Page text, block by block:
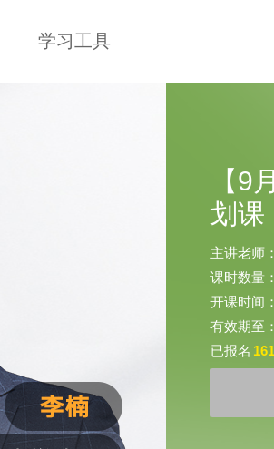
学习工具
【9
划课
主讲老师
课时数量
开课时间
有效期至
已报名